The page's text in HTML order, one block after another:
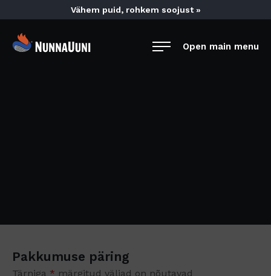
content
Vähem puid, rohkem soojust »
NunnaUuni
Open main menu
Pakkumuse päring
Tärniga * märgitud väljad on nõutavad